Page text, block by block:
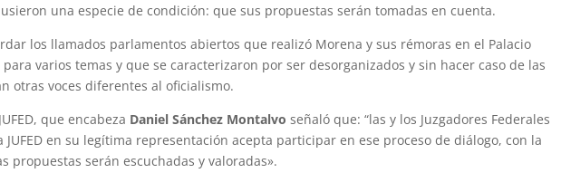
una especie de condición: que sus propuestas serán tomadas en cuenta.
los llamados parlamentos abiertos que realizó Morena y sus rémoras en el Palacio
para varios temas y que se caracterizaron por ser desorganizados y sin hacer caso de las
otras voces diferentes al oficialismo.
que encabeza Daniel Sánchez Montalvo señaló que: “las y los Juzgadores Federales
JUFED en su legítima representación acepta participar en ese proceso de diálogo, con la
propuestas serán escuchadas y valoradas».